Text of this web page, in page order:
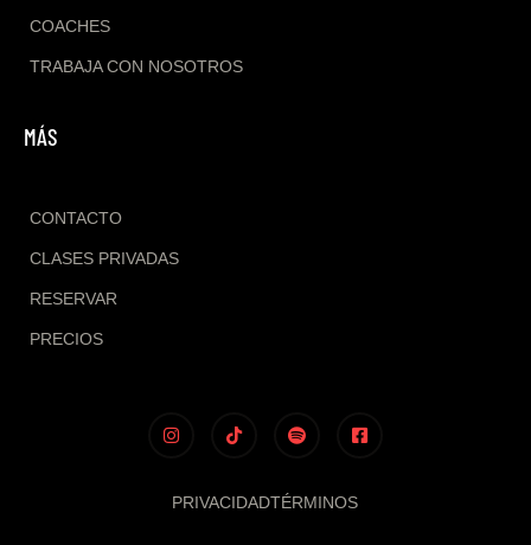
COACHES
TRABAJA CON NOSOTROS
MÁS
CONTACTO
CLASES PRIVADAS
RESERVAR
PRECIOS
PRIVACIDADTÉRMINOS